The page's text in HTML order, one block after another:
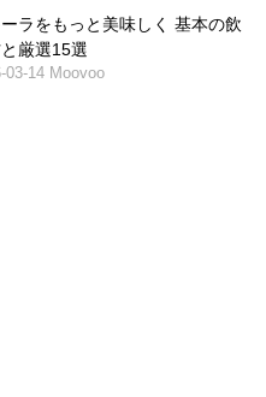
ラをもっと美味しく 基本の飲
厳選15選
03-14 Moovoo